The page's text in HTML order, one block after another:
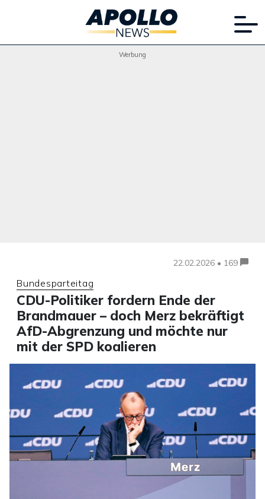
Werbung
22.02.2026 • 169
Bundesparteitag
CDU-Politiker fordern Ende der
Brandmauer – doch Merz bekräftigt
AfD-Abgrenzung und möchte nur
mit der SPD koalieren